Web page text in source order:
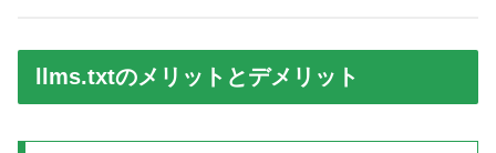
llms.txtのメリットとデメリット